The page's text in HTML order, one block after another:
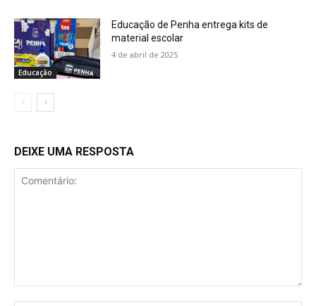
Educação
Educação de Penha entrega kits de
material escolar
4 de abril de 2025
DEIXE UMA RESPOSTA